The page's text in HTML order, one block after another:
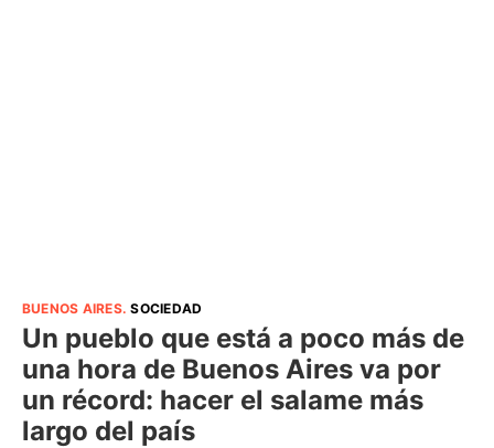
BUENOS AIRES.SOCIEDAD
Un pueblo que está a poco más de
una hora de Buenos Aires va por
un récord: hacer el salame más
largo del país